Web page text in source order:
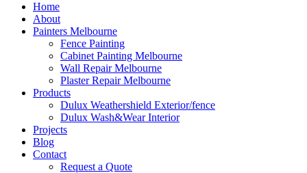
Home
About
Painters Melbourne
Fence Painting
Cabinet Painting Melbourne
Wall Repair Melbourne
Plaster Repair Melbourne
Products
Dulux Weathershield Exterior/fence
Dulux Wash&Wear Interior
Projects
Blog
Contact
Request a Quote